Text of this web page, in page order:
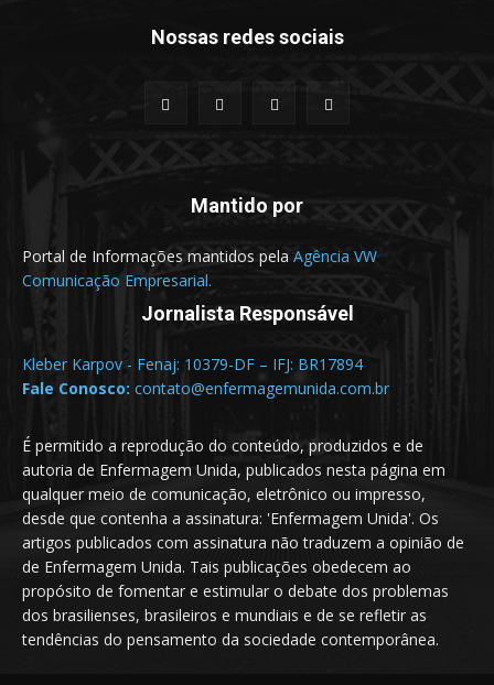
Nossas redes sociais
Mantido por
Portal de Informações mantidos pela Agência VW
Comunicação Empresarial.
Jornalista Responsável
Kleber Karpov - Fenaj: 10379-DF – IFJ: BR17894
Fale Conosco: contato@enfermagemunida.com.br
É permitido a reprodução do conteúdo, produzidos e de
autoria de Enfermagem Unida, publicados nesta página em
qualquer meio de comunicação, eletrônico ou impresso,
desde que contenha a assinatura: 'Enfermagem Unida'. Os
artigos publicados com assinatura não traduzem a opinião de
de Enfermagem Unida. Tais publicações obedecem ao
propósito de fomentar e estimular o debate dos problemas
dos brasilienses, brasileiros e mundiais e de se refletir as
tendências do pensamento da sociedade contemporânea.